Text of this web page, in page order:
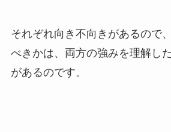
それぞれ向き不向きがあるので
べきかは、両方の強みを理解し
があるのです。